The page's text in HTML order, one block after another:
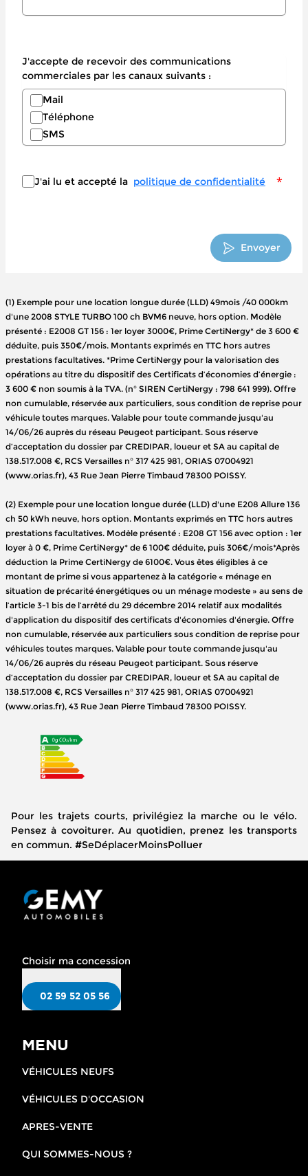
J'accepte de recevoir des communications
commerciales par les canaux suivants :
Mail
Téléphone
SMS
J'ai lu et accepté la politique de confidentialité *
Envoyer
(1) Exemple pour une location longue durée (LLD) 49mois /40 000km
d'une 2008 STYLE TURBO 100 ch BVM6 neuve, hors option. Modèle
présenté : E2008 GT 156 : 1er loyer 3000€, Prime CertiNergy* de 3 600 €
déduite, puis 350€/mois. Montants exprimés en TTC hors autres
prestations facultatives. *Prime CertiNergy pour la valorisation des
opérations au titre du dispositif des Certificats d’économies d’énergie :
3 600 € non soumis à la TVA. (n° SIREN CertiNergy : 798 641 999). Offre
non cumulable, réservée aux particuliers, sous condition de reprise pour
véhicule toutes marques. Valable pour toute commande jusqu'au
14/06/26 auprès du réseau Peugeot participant. Sous réserve
d’acceptation du dossier par CREDIPAR, loueur et SA au capital de
138.517.008 €, RCS Versailles n° 317 425 981, ORIAS 07004921
(www.orias.fr), 43 Rue Jean Pierre Timbaud 78300 POISSY.
(2) Exemple pour une location longue durée (LLD) d'une E208 Allure 136
ch 50 kWh neuve, hors option. Montants exprimés en TTC hors autres
prestations facultatives. Modèle présenté : E208 GT 156 avec option : 1er
loyer à 0 €, Prime CertiNergy* de 6 100€ déduite, puis 306€/mois*Après
déduction la Prime CertiNergy de 6100€. Vous êtes éligibles à ce
montant de prime si vous appartenez à la catégorie « ménage en
situation de précarité énergétiques ou un ménage modeste » au sens de
l’article 3-1 bis de l’arrêté du 29 décembre 2014 relatif aux modalités
d'application du dispositif des certificats d'économies d'énergie. Offre
non cumulable, réservée aux particuliers sous condition de reprise pour
véhicules toutes marques. Valable pour toute commande jusqu'au
14/06/26 auprès du réseau Peugeot participant. Sous réserve
d’acceptation du dossier par CREDIPAR, loueur et SA au capital de
138.517.008 €, RCS Versailles n° 317 425 981, ORIAS 07004921
(www.orias.fr), 43 Rue Jean Pierre Timbaud 78300 POISSY.
Pour les trajets courts, privilégiez la marche ou le vélo.
Pensez à covoiturer. Au quotidien, prenez les transports
en commun. #SeDéplacerMoinsPolluer
Choisir ma concession
02 59 52 05 56
MENU
VÉHICULES NEUFS
VÉHICULES D'OCCASION
APRES-VENTE
QUI SOMMES-NOUS ?